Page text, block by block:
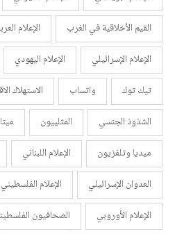
القيم الأخلاقية في الغرب
الإعلام
الإعلام الإسرائيلي
الإعلام اليهودي
تيك توك
واتساب الاستهلاك
الشذوذ الجنسي
المثلييون ميتا
ميديا وتلفزيون
الإعلام اللبناني
العدوان الإسرائيلي
الإعلام الفلسطيني
الإعلام الأوروبي
الصحافيون